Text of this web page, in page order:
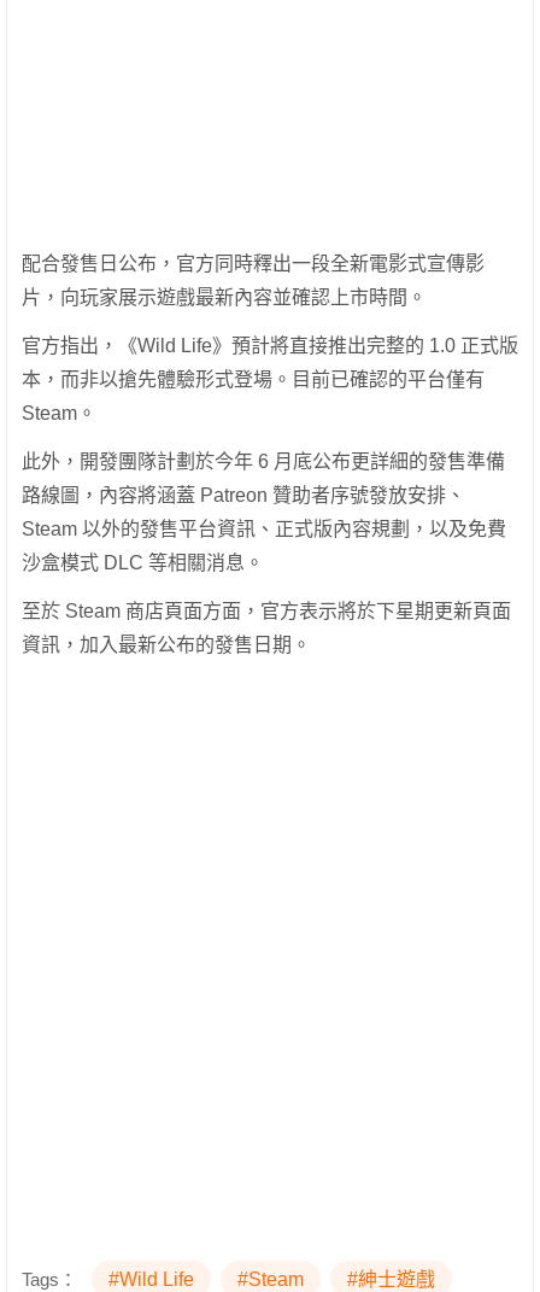
配合發售日公布，官方同時釋出一段全新電影式宣傳影
片，向玩家展示遊戲最新內容並確認上市時間。
官方指出，《Wild Life》預計將直接推出完整的 1.0 正式版
本，而非以搶先體驗形式登場。目前已確認的平台僅有
Steam。
此外，開發團隊計劃於今年 6 月底公布更詳細的發售準備
路線圖，內容將涵蓋 Patreon 贊助者序號發放安排、
Steam 以外的發售平台資訊、正式版內容規劃，以及免費
沙盒模式 DLC 等相關消息。
至於 Steam 商店頁面方面，官方表示將於下星期更新頁面
資訊，加入最新公布的發售日期。
Tags： #Wild Life #Steam #紳士遊戲